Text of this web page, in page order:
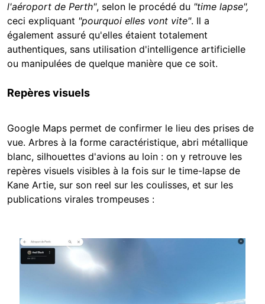
l'aéroport de Perth", selon le procédé du "time lapse",
ceci expliquant "pourquoi elles vont vite". Il a
également assuré qu'elles étaient totalement
authentiques, sans utilisation d'intelligence artificielle
ou manipulées de quelque manière que ce soit.
Repères visuels
Google Maps permet de confirmer le lieu des prises de
vue. Arbres à la forme caractéristique, abri métallique
blanc, silhouettes d'avions au loin : on y retrouve les
repères visuels visibles à la fois sur le time-lapse de
Kane Artie, sur son reel sur les coulisses, et sur les
publications virales trompeuses :
Image